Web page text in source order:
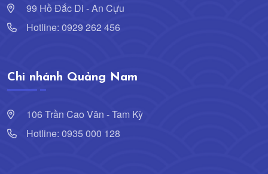
99 Hồ Đắc Di - An Cựu
Hotline: 0929 262 456
Chi nhánh Quảng Nam
106 Trần Cao Vân - Tam Kỳ
Hotline: 0935 000 128